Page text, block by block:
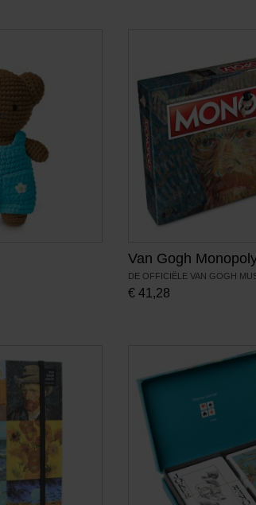
Van Gogh
DE OFFICIËLE VAN GOGH
€ 41,28